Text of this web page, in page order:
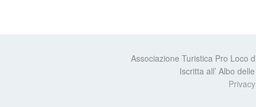
Associazione Turistica Pro Loco
Iscritta all’ Albo